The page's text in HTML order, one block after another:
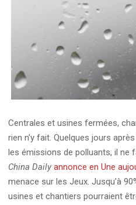
Centrales et usines fermées,
rien n’y fait. Quelques jours
les émissions de polluants, il ne
China Daily annonce en Une
menace sur les Jeux. Jusqu’à
usines et chantiers pourraient